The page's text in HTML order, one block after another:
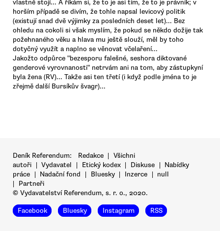
vlastně stojí... A říkám si, že to je asi tím, že to je právník; v
horším případě se divím, že tohle napsal levicový politik
(existují snad dvě výjimky za posledních deset let)... Bez
ohledu na cokoli si však myslím, že pokud se někdo dožije tak
požehnaného věku a hlava mu ještě slouží, měl by toho
dotyčný využít a naplno se věnovat včelaření...
Jakožto odpůrce "bezesporu falešné, seshora diktované
genderové vyrovnanosti" netrvám ani na tom, aby zástupkyní
byla žena (RV)... Takže asi ten třetí (i když podle jména to je
zřejmě další Bursíkův švagr)...
Deník Referendum: Redakce | Všichni
autoři | Vydavatel | Etický kodex | Diskuse | Nabídky
práce | Nadační fond | Bluesky | Inzerce | null
|
Partneři
© Vydavatelství Referendum, s. r. o., 2020.
Facebook Bluesky Instagram RSS